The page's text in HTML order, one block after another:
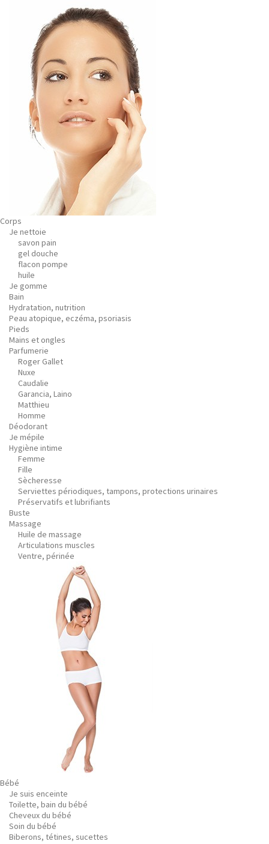
Corps
Je nettoie
savon pain
gel douche
flacon pompe
huile
Je gomme
Bain
Hydratation, nutrition
Peau atopique, eczéma, psoriasis
Pieds
Mains et ongles
Parfumerie
Roger Gallet
Nuxe
Caudalie
Garancia, Laino
Matthieu
Homme
Déodorant
Je mépile
Hygiène intime
Femme
Fille
Sècheresse
Serviettes périodiques, tampons, protections urinaires
Préservatifs et lubrifiants
Buste
Massage
Huile de massage
Articulations muscles
Ventre, périnée
Bébé
Je suis enceinte
Toilette, bain du bébé
Cheveux du bébé
Soin du bébé
Biberons, tétines, sucettes